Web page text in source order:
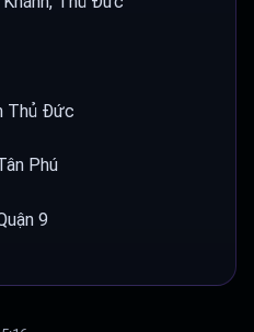
Thủ Đức
Phú
9